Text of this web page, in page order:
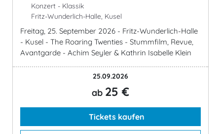
Konzert - Klassik
Fritz-Wunderlich-Halle, Kusel
Freitag, 25. September 2026 - Fritz-Wunderlich-Halle
- Kusel - The Roaring Twenties - Stummfilm, Revue,
Avantgarde - Achim Seyler & Kathrin Isabelle Klein
25.09.2026
ab 25 €
Tickets kaufen